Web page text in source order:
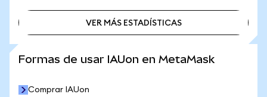
VER MÁS ESTADÍSTICAS
Formas de usar IAUon en MetaMask
Comprar IAUon